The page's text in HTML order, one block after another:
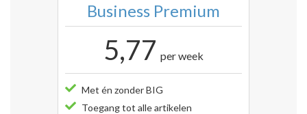
Business Premium
5,77 per week
Met én zonder BIG
Toegang tot alle artikelen